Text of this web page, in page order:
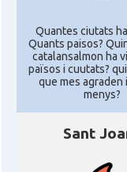
Quantes ciutats
Quants paisos?
catalansalmon ha
països i cuutats?
que mes agraden
menys?
Sant